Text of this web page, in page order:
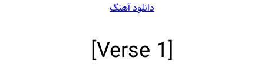
دانلود آهنگ
[Verse 1]